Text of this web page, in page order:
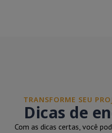
TRANSFORME SEU
Dicas de
Com as dicas certas, você